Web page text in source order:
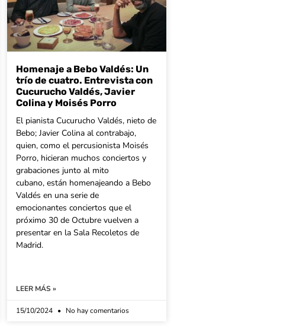
Homenaje a Bebo Valdés: Un
trío de cuatro. Entrevista con
Cucurucho Valdés, Javier
Colina y Moisés Porro
El pianista Cucurucho Valdés, nieto de
Bebo; Javier Colina al contrabajo,
quien, como el percusionista Moisés
Porro, hicieran muchos conciertos y
grabaciones junto al mito
cubano, están homenajeando a Bebo
Valdés en una serie de
emocionantes conciertos que el
próximo 30 de Octubre vuelven a
presentar en la Sala Recoletos de
Madrid.
LEER MÁS »
15/10/2024 No hay comentarios